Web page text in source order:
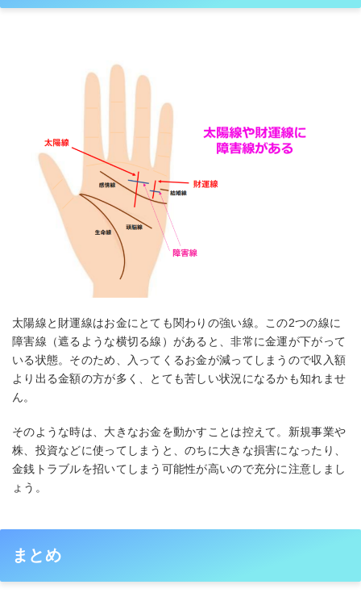
太陽線と財運線はお金にとても関わりの強い線。この2つの線に
障害線（遮るような横切る線）があると、非常に金運が下がって
いる状態。そのため、入ってくるお金が減ってしまうので収入額
より出る金額の方が多く、とても苦しい状況になるかも知れませ
ん。
そのような時は、大きなお金を動かすことは控えて。新規事業や
株、投資などに使ってしまうと、のちに大きな損害になったり、
金銭トラブルを招いてしまう可能性が高いので充分に注意しまし
ょう。
まとめ